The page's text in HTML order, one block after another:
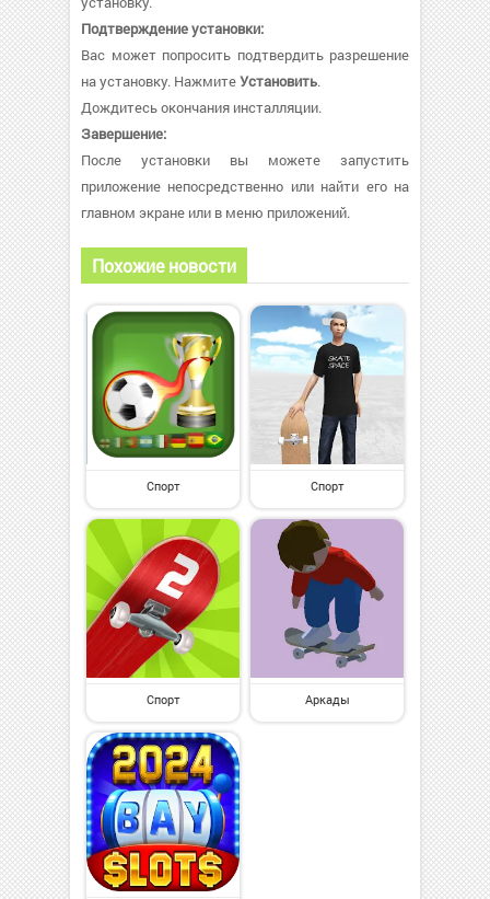
Подтверждение установки:
Вас может попросить подтвердить разрешение
на установку. НажмитеУстановить.
Дождитесь окончания инсталляции.
Завершение:
После установки вы можете запустить
приложение непосредственно или найти его на
главном экране или в меню приложений.
Похожие новости
Спорт Спорт
Спорт Аркады